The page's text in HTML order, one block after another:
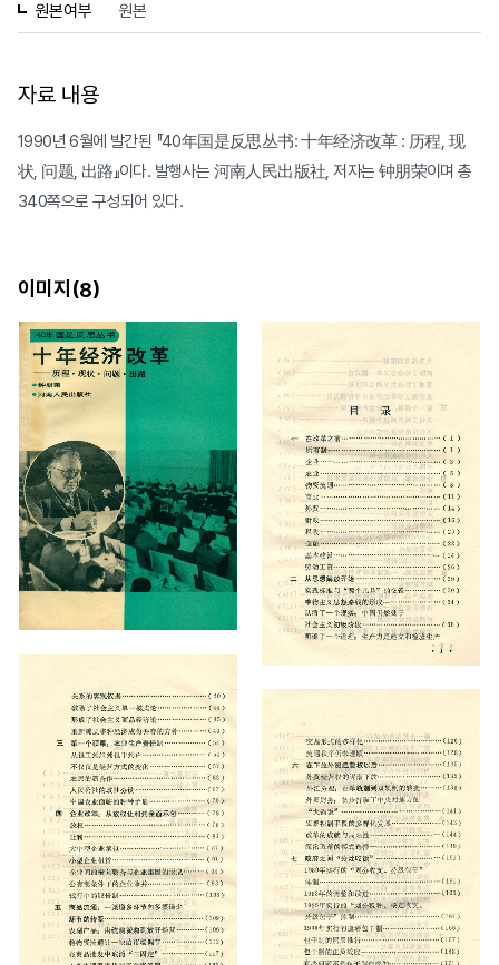
원본여부 원본
자료 내용
1990년 6월에 발간된 『40年国是反思丛书: 十年经济改革 : 历程, 现
状, 问题, 出路』이다. 발행사는 河南人民出版社, 저자는 钟朋荣이며 총
340쪽으로 구성되어 있다.
이미지(8)